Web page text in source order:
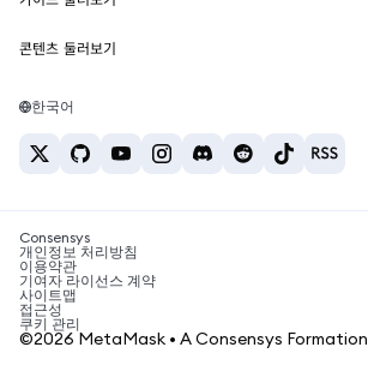
Snaps
웹3 서비스
보안
고객 지원
채용
테더 가격
ETH를 USD로 환전
USDT를 INR로 환전
BTC를 INR로 환전
ETH를 USDT로 환전
ETH 매수
USDT 매수
SHIB 매수
BNB 매수
콘텐츠 둘러보기
솔라나 지갑
암호화폐 세금 뉴스
암호화폐 매수 방법
비트코인 매도 방법
한국어
Consensys
개인정보 처리방침
이용약관
기여자 라이선스 계약
사이트맵
접근성
쿠키 관리
©2026 MetaMask • A Consensys Formation